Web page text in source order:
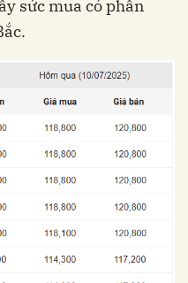
sức mua có phần